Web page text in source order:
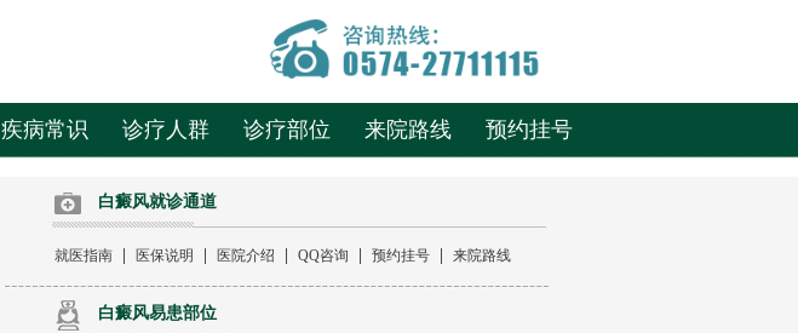
疾病常识 诊疗人群 诊疗部位 来院路线 预约挂号
白癜风就诊通道
白癜风易患部位
就医指南 医保说明 医院介绍 QQ咨询 预约挂号 来院路线